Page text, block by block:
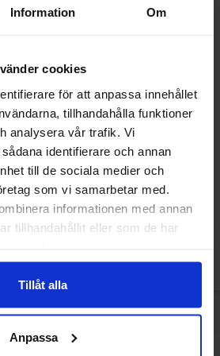
Information Om
cookies
för att anpassa innehållet
tillhandahålla funktioner
analysera vår trafik. Vi
identifierare och annan
till de sociala medier och
som vi samarbetar med.
informationen med annan
tillhandahållit eller som de har
Tillåt alla
Anpassa
99g
Fini Tubes